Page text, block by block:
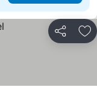
Compartir